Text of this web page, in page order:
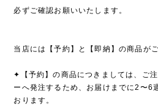
必ずご確認お願いいたします。
当店には【予約】と【即納】の商品が
✦【予約】の商品につきましては、ご
ーへ発注するため、お届けまでに2〜6
おります。